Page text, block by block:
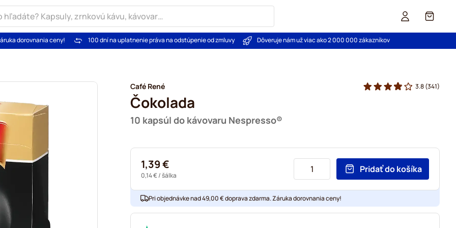
Košík
dorovnania ceny! 100 dní na uplatnenie práva na odstúpenie od zmluvy Dôveruje nám už viac ako 2 000 000 zákazníkov
Café René
Čokolada
10 kapsúl do kávovaru Nespresso®
3.8(341)
1,39 €
0,14 €/ šálka
Pridať do košíka
Pri objednávke nad 49,00 € doprava zdarma. Záruka dorovnania ceny!